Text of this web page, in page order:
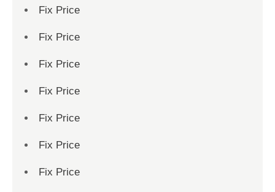
Fix Price
Fix Price
Fix Price
Fix Price
Fix Price
Fix Price
Fix Price